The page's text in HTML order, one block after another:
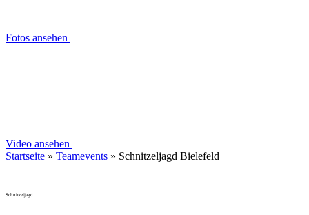
Fotos ansehen
Video ansehen
Startseite » Teamevents » Schnitzeljagd Bielefeld
Schnitzeljagd